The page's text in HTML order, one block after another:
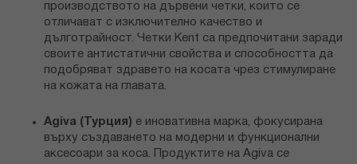
производството на дървени четки, които се
отличават с изключително качество и
дълготрайност. Четки Kent са предпочитани заради
своите антистатични свойства и способността да
подобряват здравето на косата чрез стимулиране
на кожата на главата.
Agiva (Турция) е иновативна марка, фокусирана
върху създаването на модерни и функционални
аксесоари за коса. Продуктите на Agiva се